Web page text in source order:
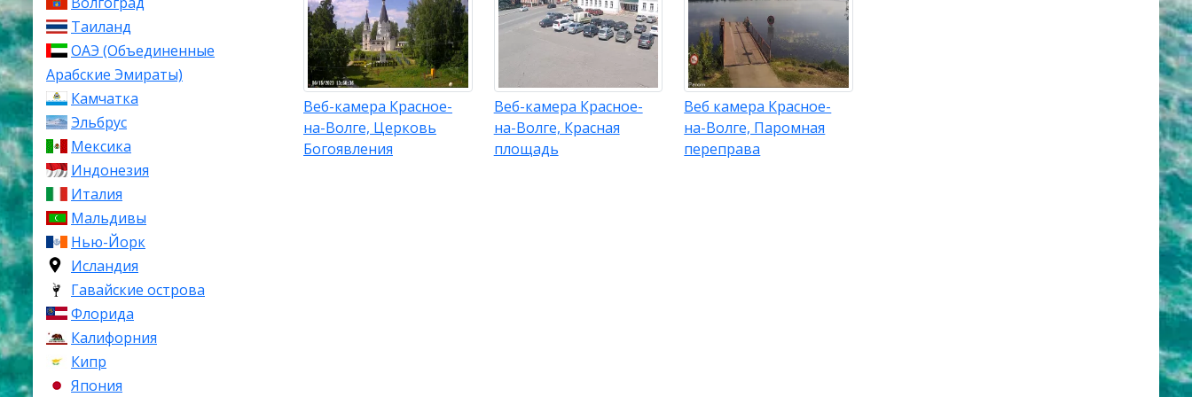
Таиланд
ОАЭ (Объединенные
Арабские Эмираты)
Камчатка
Эльбрус
Мексика
Индонезия
Италия
Мальдивы
Нью-Йорк
Исландия
Гавайские острова
Флорида
Калифорния
Кипр
Япония
Веб-камера Красное-
на-Волге, Церковь
Богоявления
Веб-камера Красное-
на-Волге, Красная
площадь
Веб камера Красное-
на-Волге, Паромная
переправа